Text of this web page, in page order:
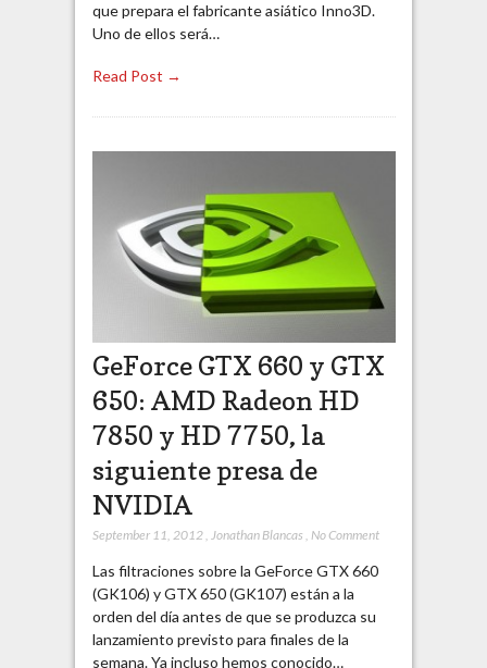
que prepara el fabricante asiático Inno3D.
Uno de ellos será…
Read Post →
GeForce GTX 660 y GTX
650: AMD Radeon HD
7850 y HD 7750, la
siguiente presa de
NVIDIA
September 11, 2012, Jonathan Blancas No Comment
Las filtraciones sobre la GeForce GTX 660
(GK106) y GTX 650 (GK107) están a la
orden del día antes de que se produzca su
lanzamiento previsto para finales de la
semana. Ya incluso hemos conocido…